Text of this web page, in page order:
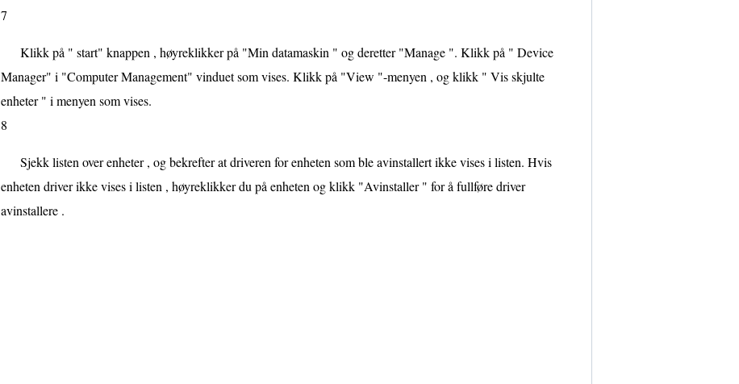
7
Klikk på " start" knappen , høyreklikker på "Min datamaskin " og deretter "Manage ". Klikk på " Device
Manager" i "Computer Management" vinduet som vises. Klikk på "View "-menyen , og klikk " Vis skjulte
enheter " i menyen som vises.
8
Sjekk listen over enheter , og bekrefter at driveren for enheten som ble avinstallert ikke vises i listen. Hvis
enheten driver ikke vises i listen , høyreklikker du på enheten og klikk "Avinstaller " for å fullføre driver
avinstallere .